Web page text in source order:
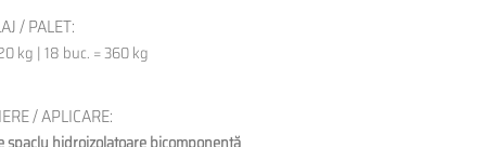
/ PALET:
kg | 18 buc. = 360 kg
/ APLICARE: